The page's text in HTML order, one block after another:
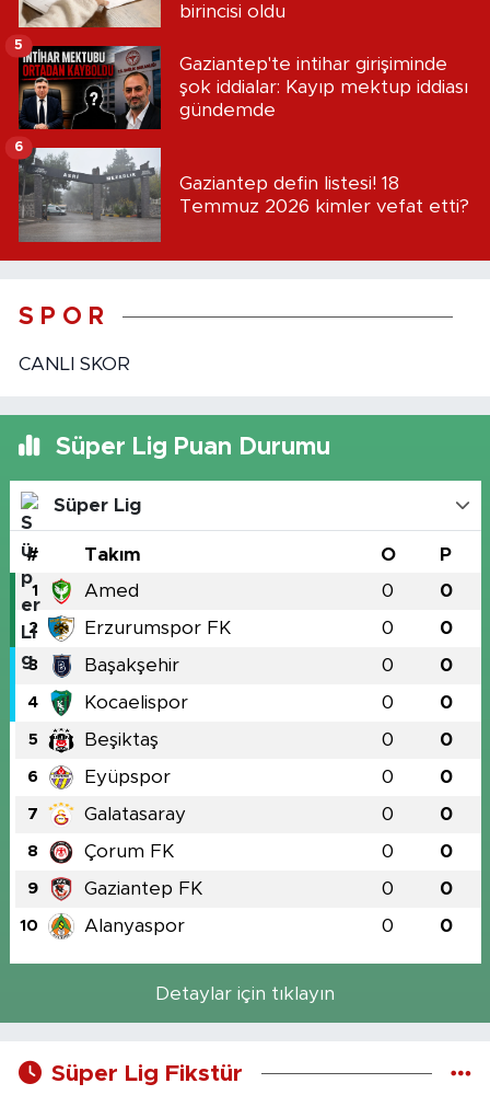
birincisi oldu
Gaziantep'te intihar girişiminde
şok iddialar: Kayıp mektup iddiası
gündemde
5
Gaziantep defin listesi! 18
Temmuz 2026 kimler vefat etti?
6
S P O R
CANLI SKOR
Süper Lig Puan Durumu
Süper Lig
# Takım O P
1 Amed 0 0
2 Erzurumspor FK 0 0
3 Başakşehir 0 0
4 Kocaelispor 0 0
5 Beşiktaş 0 0
6 Eyüpspor 0 0
7 Galatasaray 0 0
8 Çorum FK 0 0
9 Gaziantep FK 0 0
10 Alanyaspor 0 0
Detaylar için tıklayın
Süper Lig Fikstür